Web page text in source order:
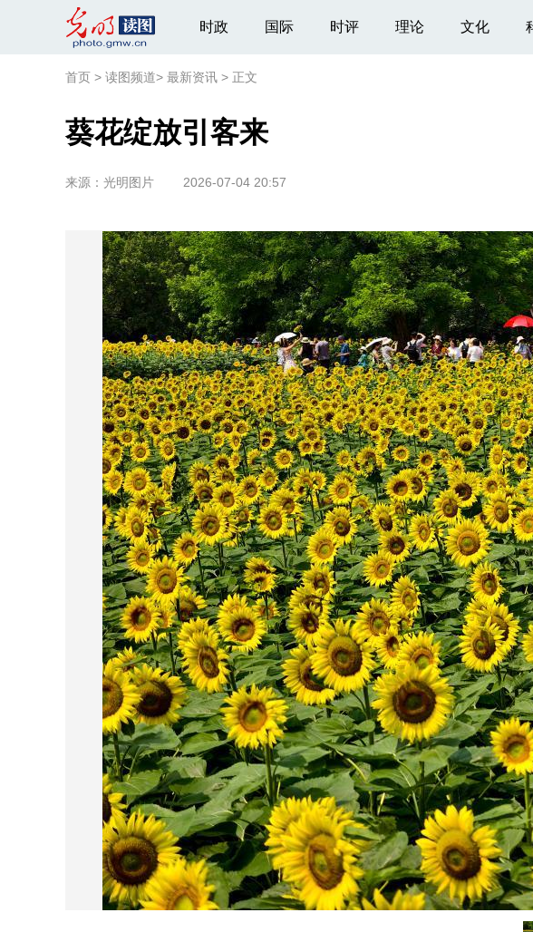
时政 国际 时评 理论 文化
首页 > 读图频道> 最新资讯 > 正文
葵花绽放引客来
来源： 光明图片 2026-07-04 20:57